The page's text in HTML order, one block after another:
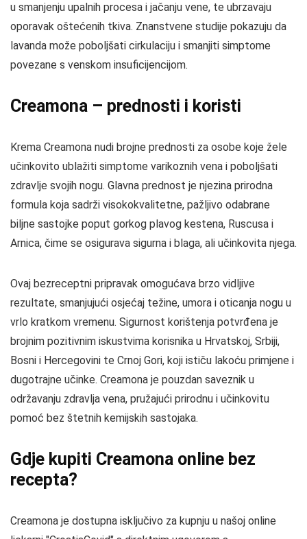
u smanjenju upalnih procesa i jačanju vene, te ubrzavaju
oporavak oštećenih tkiva. Znanstvene studije pokazuju da
lavanda može poboljšati cirkulaciju i smanjiti simptome
povezane s venskom insuficijencijom.
Creamona – prednosti i koristi
Krema Creamona nudi brojne prednosti za osobe koje žele
učinkovito ublažiti simptome varikoznih vena i poboljšati
zdravlje svojih nogu. Glavna prednost je njezina prirodna
formula koja sadrži visokokvalitetne, pažljivo odabrane
biljne sastojke poput gorkog plavog kestena, Ruscusa i
Arnica, čime se osigurava sigurna i blaga, ali učinkovita njega.
Ovaj bezreceptni pripravak omogućava brzo vidljive
rezultate, smanjujući osjećaj težine, umora i oticanja nogu u
vrlo kratkom vremenu. Sigurnost korištenja potvrđena je
brojnim pozitivnim iskustvima korisnika u Hrvatskoj, Srbiji,
Bosni i Hercegovini te Crnoj Gori, koji ističu lakoću primjene i
dugotrajne učinke. Creamona je pouzdan saveznik u
održavanju zdravlja vena, pružajući prirodnu i učinkovitu
pomoć bez štetnih kemijskih sastojaka.
Gdje kupiti Creamona online bez
recepta?
Creamona je dostupna isključivo za kupnju u našoj online